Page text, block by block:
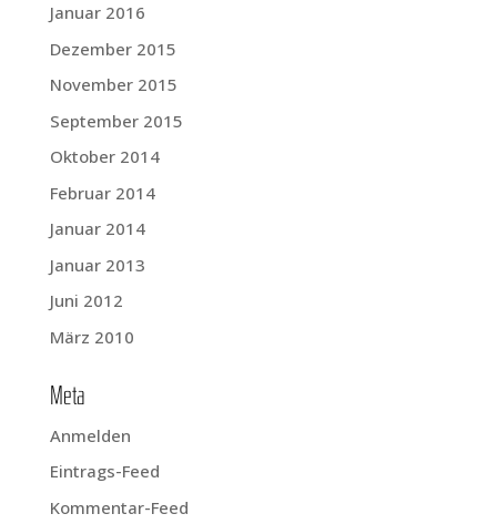
Januar 2016
Dezember 2015
November 2015
September 2015
Oktober 2014
Februar 2014
Januar 2014
Januar 2013
Juni 2012
März 2010
Meta
Anmelden
Eintrags-Feed
Kommentar-Feed